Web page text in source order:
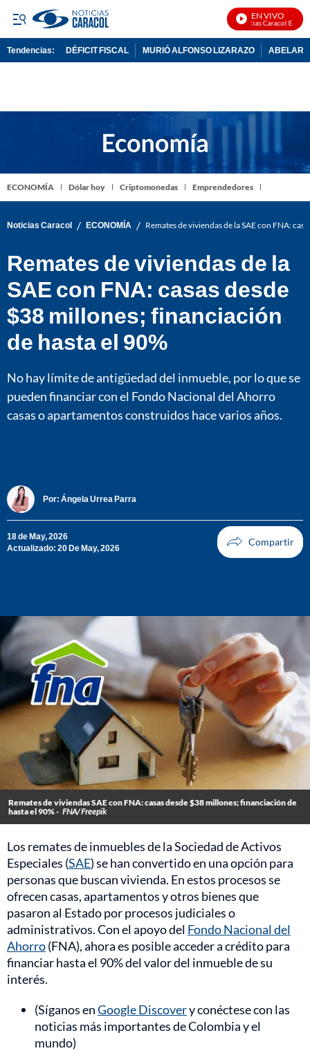
EN VIVO
Noticias Caracol En Vivo
Tendencias: DÉFICIT FISCAL MURIÓ ALFONSO LIZARAZO
ECONOMÍA Dólar hoy Criptomonedas Emprendedores
Noticias Caracol / ECONOMÍA / Remates de viviendas de la SAE con FNA:
Remates de viviendas de la
SAE con FNA: casas desde
$38 millones; financiación
de hasta el 90%
No hay límite de antigüedad del inmueble, por lo que se
pueden financiar con el Fondo Nacional del Ahorro
casas o apartamentos construidos hace varios años.
Por: Ángela Urrea Parra
18 de May, 2026
Actualizado: 20 De May, 2026
Remates de viviendas SAE con FNA: casas desde $38 millones; financiación de
hasta el 90% - FNA/ Freepik
Los remates de inmuebles de la Sociedad de Activos
Especiales (SAE) se han convertido en una opción para
personas que buscan vivienda. En estos procesos se
ofrecen casas, apartamentos y otros bienes que
pasaron al Estado por procesos judiciales o
administrativos. Con el apoyo del Fondo Nacional del
Ahorro(FNA), ahora es posible acceder a crédito para
financiar hasta el 90% del valor del inmueble de su
interés.
(Síganos enGoogle Discovery conéctese con las
noticias más importantes de Colombia y el
mundo)